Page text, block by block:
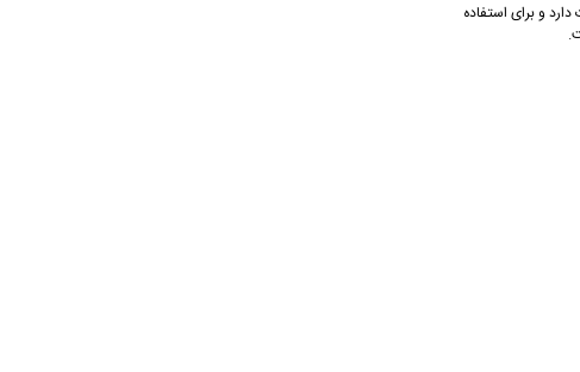
و برای استفاده